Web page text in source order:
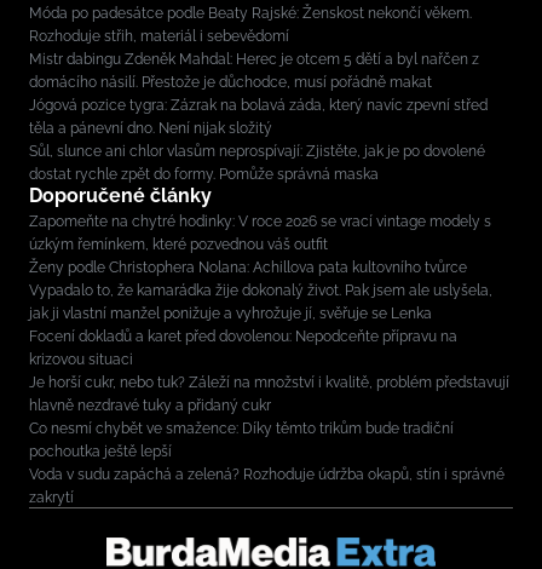
Móda po padesátce podle Beaty Rajské: Ženskost nekončí věkem.
Rozhoduje střih, materiál i sebevědomí
Mistr dabingu Zdeněk Mahdal: Herec je otcem 5 dětí a byl nařčen z
domácího násilí. Přestože je důchodce, musí pořádně makat
Jógová pozice tygra: Zázrak na bolavá záda, který navíc zpevní střed
těla a pánevní dno. Není nijak složitý
Sůl, slunce ani chlor vlasům neprospívají: Zjistěte, jak je po dovolené
dostat rychle zpět do formy. Pomůže správná maska
Doporučené články
Zapomeňte na chytré hodinky: V roce 2026 se vrací vintage modely s
úzkým řemínkem, které pozvednou váš outfit
Ženy podle Christophera Nolana: Achillova pata kultovního tvůrce
Vypadalo to, že kamarádka žije dokonalý život. Pak jsem ale uslyšela,
jak ji vlastní manžel ponižuje a vyhrožuje jí, svěřuje se Lenka
Focení dokladů a karet před dovolenou: Nepodceňte přípravu na
krizovou situaci
Je horší cukr, nebo tuk? Záleží na množství i kvalitě, problém představují
hlavně nezdravé tuky a přidaný cukr
Co nesmí chybět ve smažence: Díky těmto trikům bude tradiční
pochoutka ještě lepší
Voda v sudu zapáchá a zelená? Rozhoduje údržba okapů, stín i správné
zakrytí